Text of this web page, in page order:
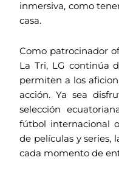
inmersiva, como
casa.
Como patrocinador
La Tri, LG continúa
permiten a los
acción. Ya sea
selección
fútbol internacional
de películas y series,
cada momento de